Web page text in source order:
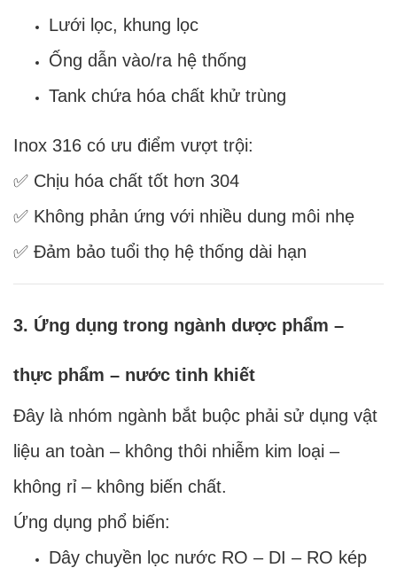
Lưới lọc, khung lọc
Ống dẫn vào/ra hệ thống
Tank chứa hóa chất khử trùng
Inox 316 có ưu điểm vượt trội:
✅ Chịu hóa chất tốt hơn 304
✅ Không phản ứng với nhiều dung môi nhẹ
✅ Đảm bảo tuổi thọ hệ thống dài hạn
3. Ứng dụng trong ngành dược phẩm –
thực phẩm – nước tinh khiết
Đây là nhóm ngành bắt buộc phải sử dụng vật
liệu an toàn – không thôi nhiễm kim loại –
không rỉ – không biến chất.
Ứng dụng phổ biến:
Dây chuyền lọc nước RO – DI – RO kép